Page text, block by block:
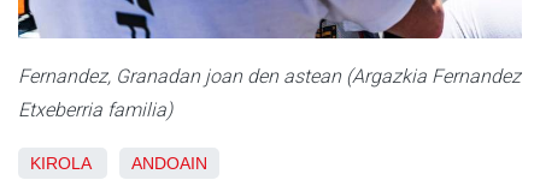
Fernandez, Granadan joan den astean (Argazkia Fernandez
Etxeberria familia)
KIROLA ANDOAIN